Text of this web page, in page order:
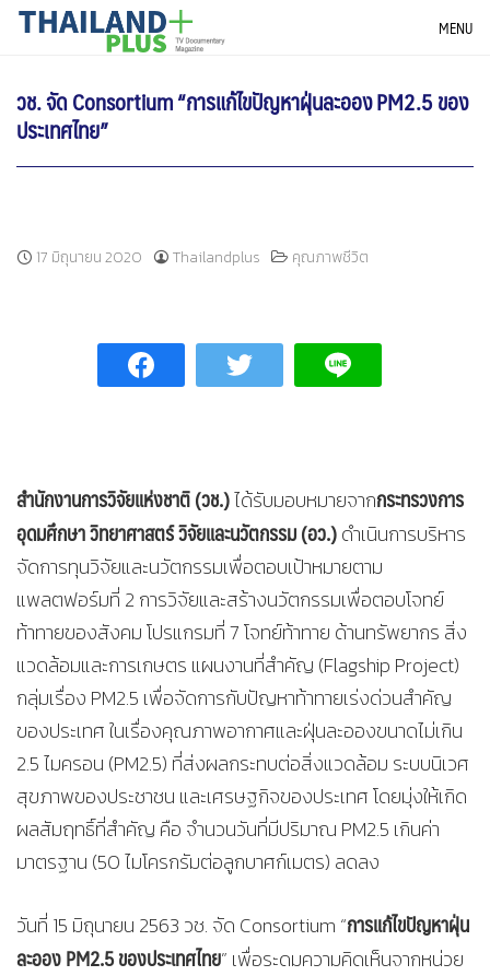
SkipTHAILANDPLUS NEWS MENU
วช. จัด Consortium “การแก้ไขปัญหาฝุ่นละออง PM2.5 ของ
ประเทศไทย”
17 มิถุนายน 2020 Thailandplus คุณภาพชีวิต
สำนักงานการวิจัยแห่งชาติ (วช.)ได้รับมอบหมายจากกระทรวงการ
อุดมศึกษา วิทยาศาสตร์ วิจัยและนวัตกรรม (อว.)ดำเนินการบริหาร
จัดการทุนวิจัยและนวัตกรรมเพื่อตอบเป้าหมายตาม
แพลตฟอร์มที่ 2 การวิจัยและสร้างนวัตกรรมเพื่อตอบโจทย์
ท้าทายของสังคม โปรแกรมที่ 7 โจทย์ท้าทาย ด้านทรัพยากร สิ่ง
แวดล้อมและการเกษตร แผนงานที่สำคัญ (Flagship Project)
กลุ่มเรื่อง PM2.5 เพื่อจัดการกับปัญหาท้าทายเร่งด่วนสำคัญ
ของประเทศ ในเรื่องคุณภาพอากาศและฝุ่นละอองขนาดไม่เกิน
2.5 ไมครอน (PM2.5) ที่ส่งผลกระทบต่อสิ่งแวดล้อม ระบบนิเวศ
สุขภาพของประชาชน และเศรษฐกิจของประเทศ โดยมุ่งให้เกิด
ผลสัมฤทธิ์ที่สำคัญ คือ จำนวนวันที่มีปริมาณ PM2.5 เกินค่า
มาตรฐาน (50 ไมโครกรัมต่อลูกบาศก์เมตร) ลดลง
วันที่ 15 มิถุนายน 2563 วช. จัด Consortium “การแก้ไขปัญหาฝุ่น
ละออง PM2.5 ของประเทศไทย” เพื่อระดมความคิดเห็นจากหน่วย